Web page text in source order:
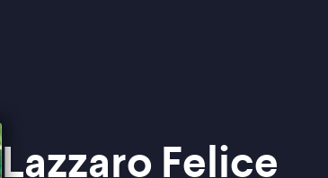
Lazzaro Felice